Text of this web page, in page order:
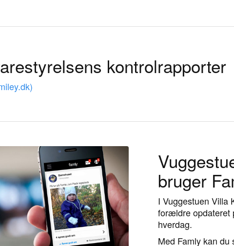
kontrolrapporter
bruger
I Vuggestuen Villa
forældre opdateret
hverdag.
Med Famly kan